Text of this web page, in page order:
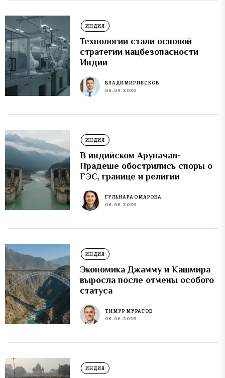
ИНДИЯ
Технологии стали основой
стратегии нацбезопасности
Индии
ВЛАДИМИР ПЕСКОВ
06.08.2026
ИНДИЯ
В индийском Аруначал-
Прадеше обострились споры о
ГЭС, границе и религии
ГУЛЬНАРА ОМАРОВА
06.08.2026
ИНДИЯ
Экономика Джамму и Кашмира
выросла после отмены особого
статуса
ТИМУР МУРАТОВ
06.08.2026
ИНДИЯ